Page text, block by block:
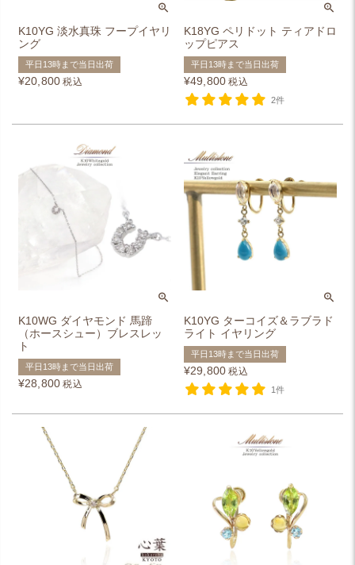
K10YG 淡水真珠 フープイヤリ
ング
平日13時まで当日出荷
¥20,800 税込
K18YG ペリドット ティアドロ
ップピアス
平日13時まで当日出荷
¥49,800 税込
2件
K10WG ダイヤモンド 馬蹄
（ホースシュー）ブレスレッ
ト
平日13時まで当日出荷
¥28,800 税込
K10YG ターコイズ＆ラブラド
ライト イヤリング
平日13時まで当日出荷
¥29,800 税込
1件